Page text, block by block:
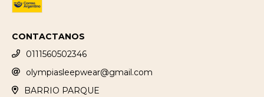
CONTACTANOS
0111560502346
olympiasleepwear@gmail.com
BARRIO PARQUE